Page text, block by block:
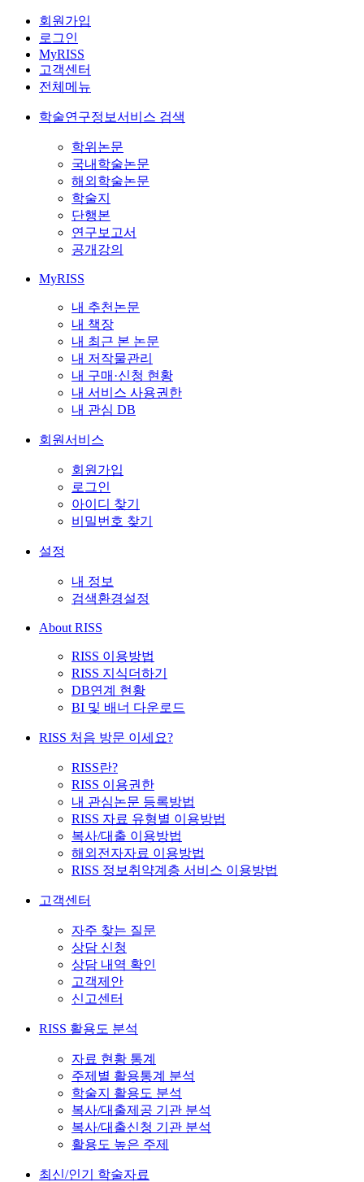
회원가입
로그인
MyRISS
고객센터
전체메뉴
학술연구정보서비스 검색
학위논문
국내학술논문
해외학술논문
학술지
단행본
연구보고서
공개강의
MyRISS
내 추천논문
내 책장
내 최근 본 논문
내 저작물관리
내 구매·신청 현황
내 서비스 사용권한
내 관심 DB
회원서비스
회원가입
로그인
아이디 찾기
비밀번호 찾기
설정
내 정보
검색환경설정
About RISS
RISS 이용방법
RISS 지식더하기
DB연계 현황
BI 및 배너 다운로드
RISS 처음 방문 이세요?
RISS란?
RISS 이용권한
내 관심논문 등록방법
RISS 자료 유형별 이용방법
복사/대출 이용방법
해외전자자료 이용방법
RISS 정보취약계층 서비스 이용방법
고객센터
자주 찾는 질문
상담 신청
상담 내역 확인
고객제안
신고센터
RISS 활용도 분석
자료 현황 통계
주제별 활용통계 분석
학술지 활용도 분석
복사/대출제공 기관 분석
복사/대출신청 기관 분석
활용도 높은 주제
최신/인기 학술자료